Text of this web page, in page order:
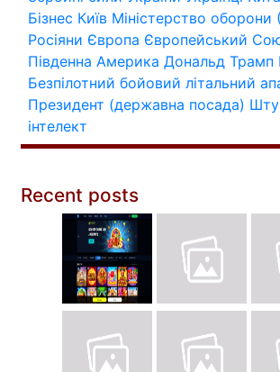
Бізнес Київ Міністерство оборони
Росіяни Європа Європейський
Південна Америка Дональд Трамп
Безпілотний бойовий літальний
Президент (державна посада)
інтелект
Recent posts